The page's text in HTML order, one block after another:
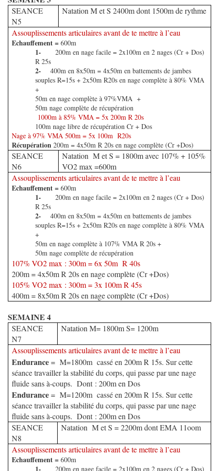
SEANCE
N5
Natation M et S 2400m dont 1500m de rythme
Assouplissements articulaires avant de te mettre à l’eau
Echauffement =600m
1-200m en nage facile = 2x100m en 2 nages (Cr + Dos)
R 25s
2-400m en 8x50m = 4x50m en battements de jambes
souples R=15s + 2x50m R20s en nage complète à 80% VMA
+
50m en nage complète à 97%VMA +
50m nage complète de récupération
1000m à 85% VMA = 5x 200m R 20s
100m nage libre de récupération Cr + Dos
Nage à 97% VMA 500m = 5x 100m R20s
Récupération 200m = 4x50m R 20s en nage complète (Cr +Dos)
SEANCE
N6
Natation M et S = 1800m avec 107% + 105%
VO2 max =600m
Assouplissements articulaires avant de te mettre à l’eau
Echauffement =600m
1-200m en nage facile = 2x100m en 2 nages (Cr + Dos)
R 25s
2-400m en 8x50m = 4x50m en battements de jambes
souples R=15s + 2x50m R20s en nage complète à 80% VMA
+
50m en nage complète à 107% VMA R 20s +
50m nage complète de récupération
107% VO2 max : 300m = 6x 50m R 40s
200m = 4x50m R 20s en nage complète (Cr +Dos)
105% VO2 max : 300m = 3x 100m R 45s
400m = 8x50m R 20s en nage complète (Cr +Dos)
SEMAINE 4
SEANCE
N7
Natation M= 1800m S= 1200m
Assouplissements articulaires avant de te mettre à l’eau
Endurance= M=1800m cassé en 200m R 15s. Sur cette
séance travailler la stabilité du corps, qui passe par une nage
fluide sans à-coups. Dont : 200m en Dos
Endurance= M=1200m cassé en 200m R 15s. Sur cette
séance travailler la stabilité du corps, qui passe par une nage
fluide sans à-coups. Dont : 200m en Dos
SEANCE
N8
Natation M et S = 2200m dont EMA 11oom
Assouplissements articulaires avant de te mettre à l’eau
Echauffement =600m
1-200m en nage facile = 2x100m en 2 nages (Cr + Dos)